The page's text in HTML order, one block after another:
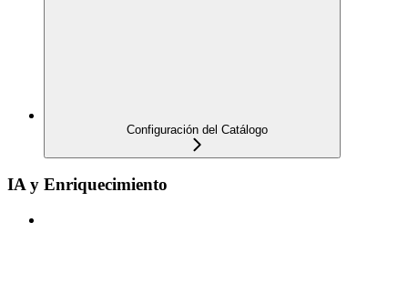
Configuración del Catálogo
IA y Enriquecimiento